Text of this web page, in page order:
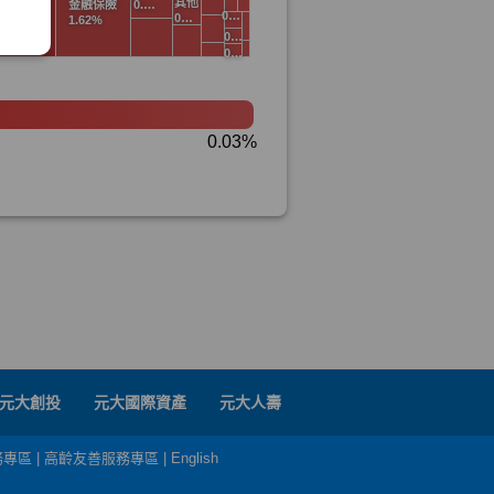
元大創投 元大國際資產 元大人壽
區 高齡友善服務專區 English